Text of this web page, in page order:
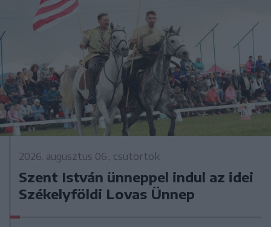
2026. augusztus 06., csütörtök
Szent István ünneppel indul az idei
Székelyföldi Lovas Ünnep